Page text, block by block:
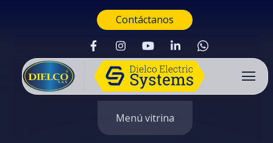
Contáctanos
Menú vitrina